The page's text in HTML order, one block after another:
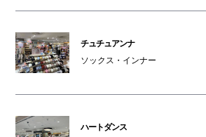
チュチュアンナ
ソックス・インナー
ハートダンス